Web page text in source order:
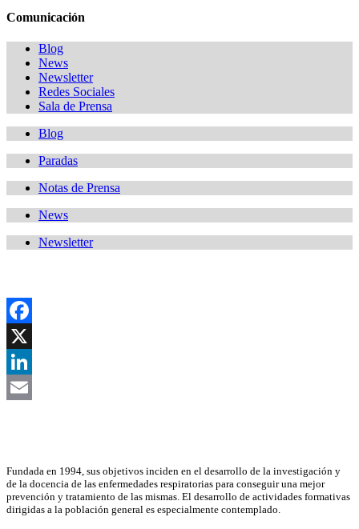
Comunicación
Blog
News
Newsletter
Redes Sociales
Sala de Prensa
Blog
Paradas
Notas de Prensa
News
Newsletter
Facebook
X
LinkedIn
Fundada en 1994, sus objetivos inciden en el desarrollo de la investigación y
de la docencia de las enfermedades respiratorias para conseguir una mejor
prevención y tratamiento de las mismas. El desarrollo de actividades formativas
dirigidas a la población general es especialmente contemplado.